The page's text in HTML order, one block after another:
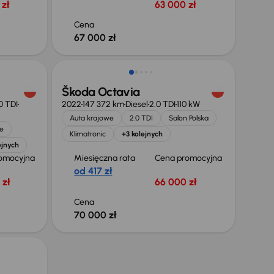
63 000 zł
Cena
67 000 zł
TDI
Škoda Octavia
2022147 372 kmDiesel2.0 TDI110 kW
Auta krajowe 2.0 TDI
Salon Polska
Klimatronic
+3 kolejnych
Miesięczna rata
od 417 zł
Cena promocyjna
66 000 zł
Cena
70 000 zł